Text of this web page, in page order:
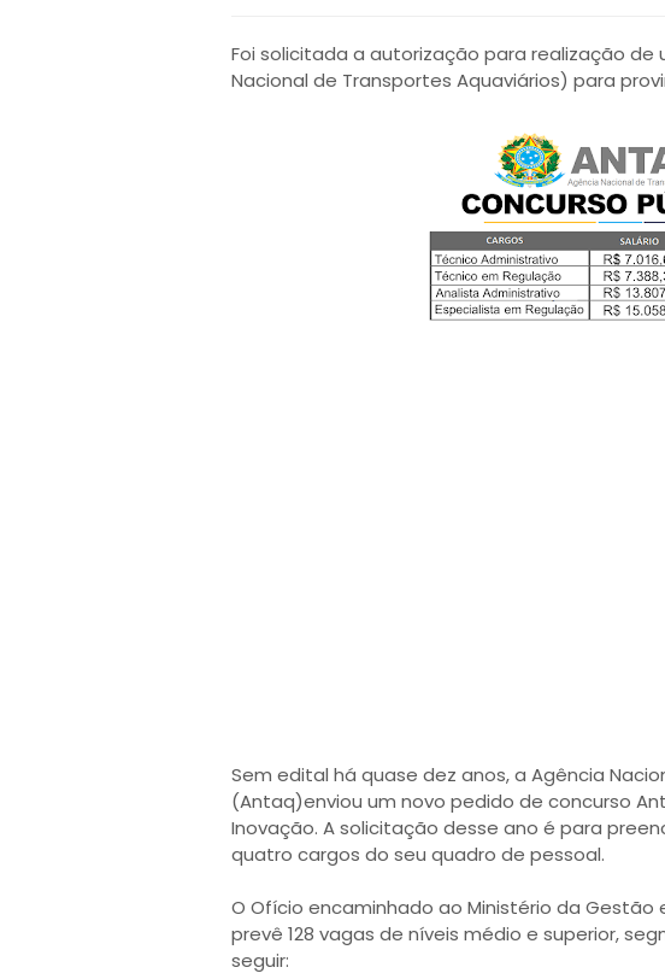
Foi solicitada a autorização para realização de
Nacional de Transportes Aquaviários) para
Sem edital há quase dez anos, a Agência
(Antaq)enviou um novo pedido de concurso
Inovação. A solicitação desse ano é para
quatro cargos do seu quadro de pessoal.
O Ofício encaminhado ao Ministério da Gestão
prevê 128 vagas de níveis médio e superior,
seguir: